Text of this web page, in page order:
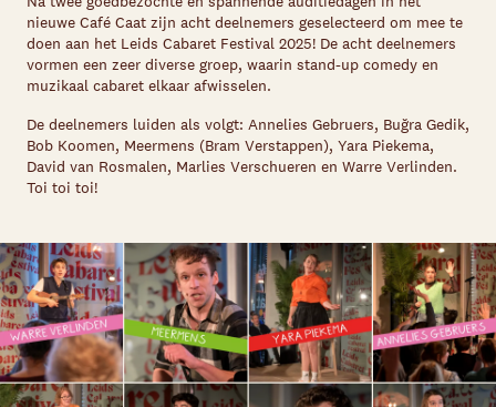
nieuwe Café Caat zijn acht deelnemers geselecteerd om mee te
doen aan het Leids Cabaret Festival 2025! De acht deelnemers
vormen een zeer diverse groep, waarin stand-up comedy en
muzikaal cabaret elkaar afwisselen.
De deelnemers luiden als volgt: Annelies Gebruers, Buğra Gedik,
Bob Koomen, Meermens (Bram Verstappen), Yara Piekema,
David van Rosmalen, Marlies Verschueren en Warre Verlinden.
Toi toi toi!